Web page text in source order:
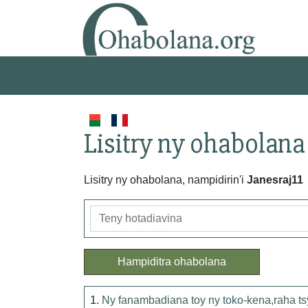
Lisitry ny ohabolana
Lisitry ny ohabolana, nampidirin'i Janesraj11
Hampiditra ohabolana
1. Ny fanambadiana toy ny toko-kena,raha